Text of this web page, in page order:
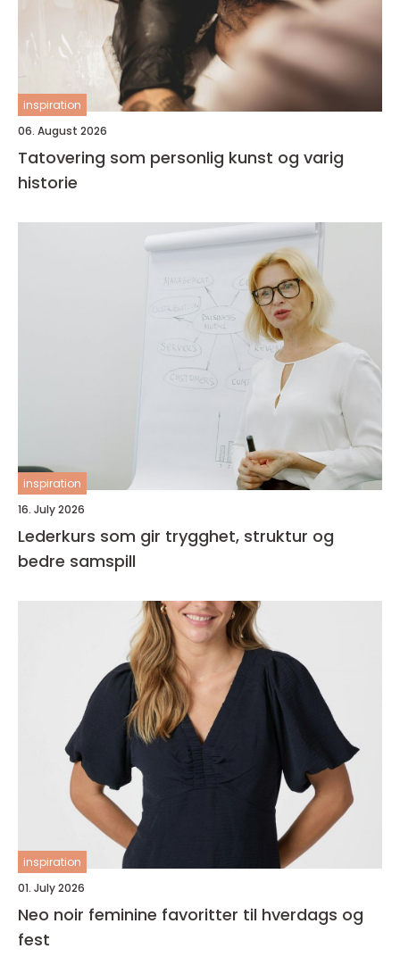
inspiration
06. August 2026
Tatovering som personlig kunst og varig
historie
inspiration
16. July 2026
Lederkurs som gir trygghet, struktur og
bedre samspill
inspiration
01. July 2026
Neo noir feminine favoritter til hverdags og
fest